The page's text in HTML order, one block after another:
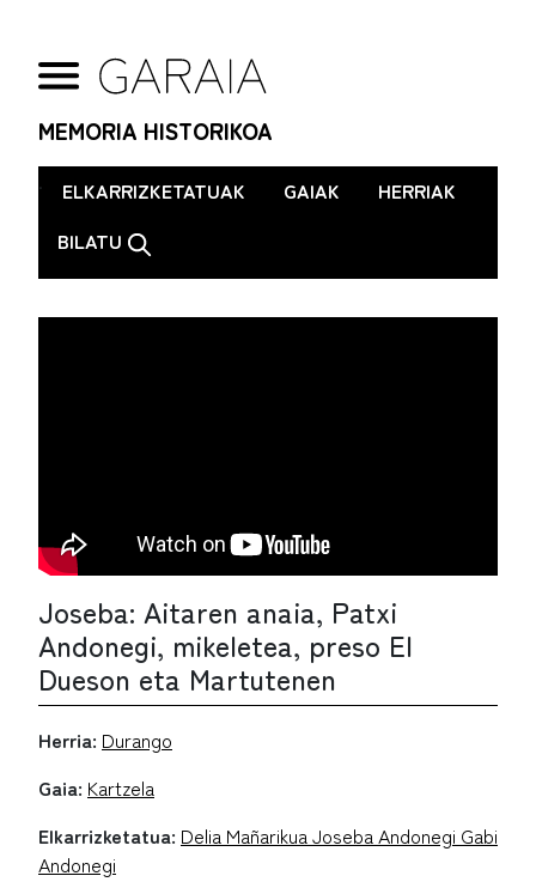
MEMORIA HISTORIKOA
. ELKARRIZKETATUAK GAIAK
HERRIAK
BILATU
Joseba: Aitaren anaia, Patxi
Andonegi, mikeletea, preso El
Dueson eta Martutenen
Herria: Durango
Gaia: Kartzela
Elkarrizketatua: Delia Mañarikua Joseba Andonegi Gabi
Andonegi